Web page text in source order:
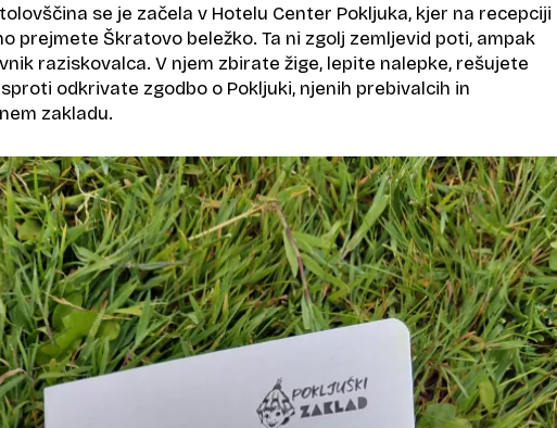
se je začela v Hotelu Center Pokljuka, kjer na recepciji
prejmete Škratovo beležko. Ta ni zgolj zemljevid poti, ampak
raziskovalca. V njem zbirate žige, lepite nalepke, rešujete
odkrivate zgodbo o Pokljuki, njenih prebivalcih in
zakladu.